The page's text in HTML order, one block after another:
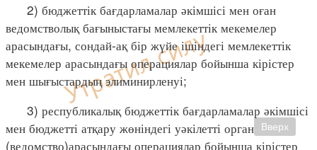
2) бюджеттік бағдарламалар әкімшісі мен оған
ведомстволық бағыныстағы мемлекеттік мекемелер
арасындағы, сондай-ақ бір жүйе ішіндегі мемлекеттік
мекемелер арасындағы операциялар бойынша кірістер
мен шығыстардың элиминирленуі;
3) республикалық бюджеттік бағдарламалар әкімшісі
мен бюджетті атқару жөніндегі уәкілетті орган
(ведомство)арасындағы операциялар бойынша кірістер
Вверх